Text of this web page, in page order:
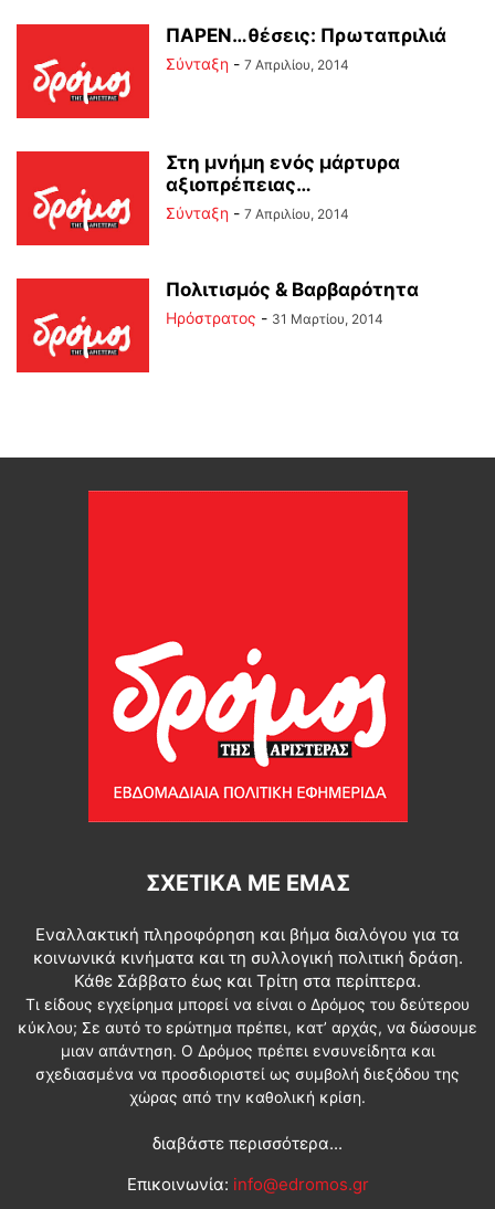
ΠΑΡΕΝ…θέσεις: Πρωταπριλιά
Σύνταξη - 7 Απριλίου, 2014
Στη μνήμη ενός μάρτυρα
αξιοπρέπειας…
Σύνταξη - 7 Απριλίου, 2014
Πολιτισμός & Βαρβαρότητα
Ηρόστρατος - 31 Μαρτίου, 2014
ΣΧΕΤΙΚΆ ΜΕ ΕΜΆΣ
Εναλλακτική πληροφόρηση και βήμα διαλόγου για τα
κοινωνικά κινήματα και τη συλλογική πολιτική δράση.
Κάθε Σάββατο έως και Τρίτη στα περίπτερα.
Τι είδους εγχείρημα μπορεί να είναι ο Δρόμος του δεύτερου
κύκλου; Σε αυτό το ερώτημα πρέπει, κατ’ αρχάς, να δώσουμε
μιαν απάντηση. Ο Δρόμος πρέπει ενσυνείδητα και
σχεδιασμένα να προσδιοριστεί ως συμβολή διεξόδου της
χώρας από την καθολική κρίση.
διαβάστε περισσότερα...
Επικοινωνία: info@edromos.gr